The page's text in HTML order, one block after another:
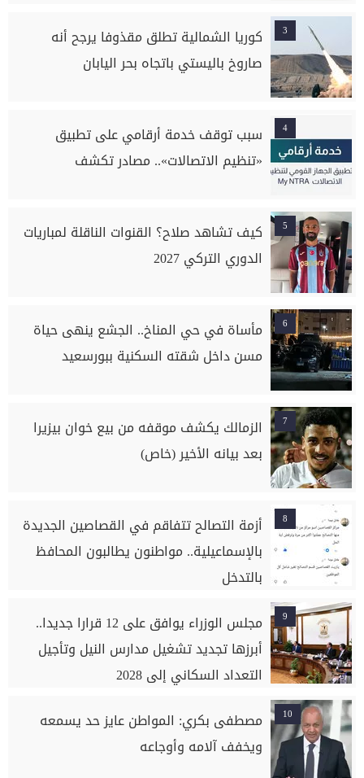
3
كوريا الشمالية تطلق مقذوفا يرجح أنه
صاروخ باليستي باتجاه بحر اليابان
4
سبب توقف خدمة أرقامي على تطبيق
«تنظيم الاتصالات».. مصادر تكشف
5
كيف تشاهد صلاح؟ القنوات الناقلة لمباريات
الدوري التركي 2027
6
مأساة في حي المناخ.. الجشع ينهى حياة
مسن داخل شقته السكنية ببورسعيد
7
الزمالك يكشف موقفه من بيع خوان بيزيرا
بعد بيانه الأخير (خاص)
8
أزمة التصالح تتفاقم في القصاصين الجديدة
بالإسماعيلية.. مواطنون يطالبون المحافظ
بالتدخل
9
مجلس الوزراء يوافق على 12 قرارا جديدا..
أبرزها تجديد تشغيل مدارس النيل وتأجيل
التعداد السكاني إلى 2028
10
مصطفى بكري: المواطن عايز حد يسمعه
ويخفف آلامه وأوجاعه